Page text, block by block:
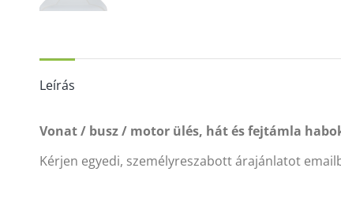
Leírás
Vonat / busz / motor ülés, hát és fejtámla
Kérjen egyedi, személyreszabott árajánlatot